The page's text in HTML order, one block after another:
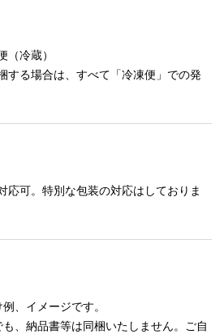
冷蔵）
する場合は、すべて「冷凍便」での発
応可。特別な包装の対応はしておりま
、イメージです。
、納品書等は同梱いたしません。ご自